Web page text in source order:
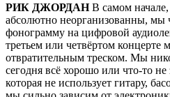
РИК ДЖОРДАНВ самом начале,
абсолютно неорганизованны, мы
фонограмму на цифровой
третьем или четвёртом концерте
отвратительным треском. Мы
сегодня всё хорошо или что-то не
которая не использует гитару,